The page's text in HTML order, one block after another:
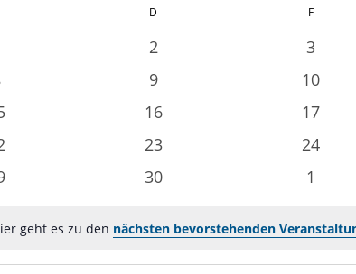
D F
0
Veranstaltungen
2
0
3
0
Veranstaltungen
9
0
10
0
Veranstaltungen
16
0
17
0
Veranstaltungen
23
0
24
0
30
0
1
geht es zu den nächsten bevorstehenden